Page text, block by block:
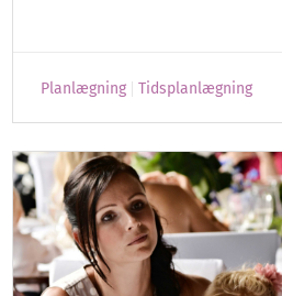
Planlægning Tidsplanlægning